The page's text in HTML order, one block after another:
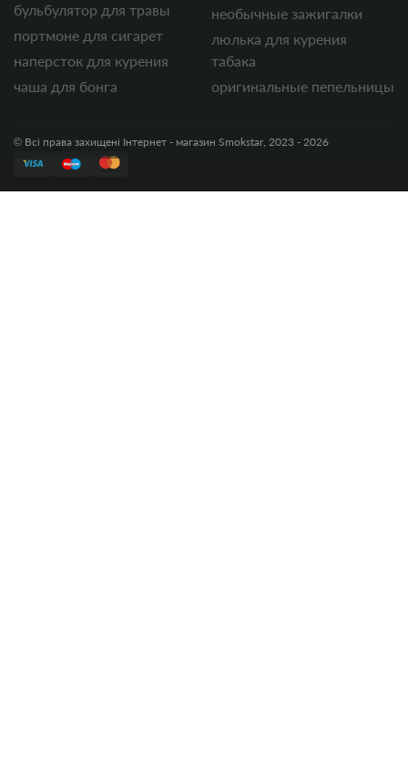
бульбулятор для травы
портмоне для сигарет
наперсток для курения
чаша для бонга
необычные зажигалки
люлька для курения
табака
оригинальные пепельницы
© Всі права захищені Інтернет - магазин Smokstar, 2023 - 2026